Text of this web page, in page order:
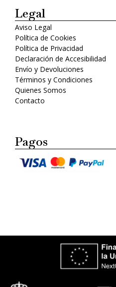
Legal
Aviso Legal
Política de Cookies
Política de Privacidad
Declaración de Accesibilidad
Envío y Devoluciones
Términos y Condiciones
Quienes Somos
Contacto
Pagos